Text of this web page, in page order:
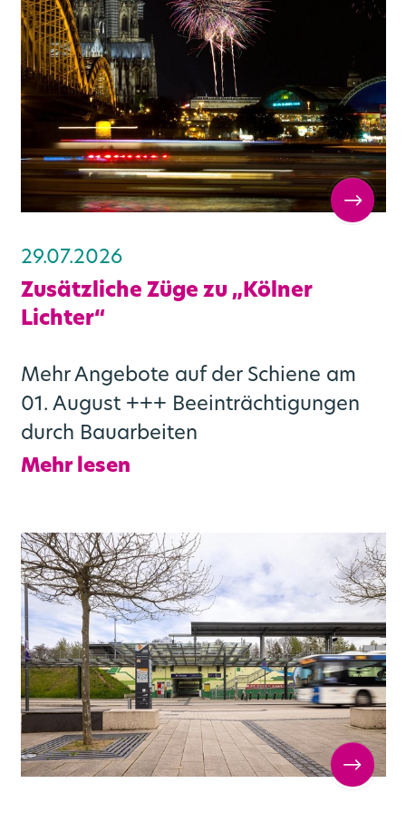
29.07.2026
Zusätzliche Züge zu „Kölner
Lichter“
Mehr Angebote auf der Schiene am
01. August +++ Beeinträchtigungen
durch Bauarbeiten
Mehr lesen